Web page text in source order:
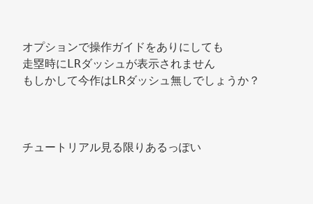
オプションで操作ガイドをありにしても
走塁時にLRダッシュが表示されません
もしかして今作はLRダッシュ無しでしょうか？
チュートリアル見る限りあるっぽい